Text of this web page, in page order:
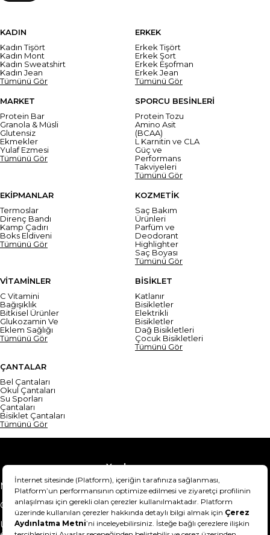
KADIN
Kadın Tişört
Kadın Mont
Kadın Sweatshirt
Kadın Jean
Tümünü Gör
ERKEK
Erkek Tişört
Erkek Şort
Erkek Eşofman
Erkek Jean
Tümünü Gör
MARKET
Protein Bar
Granola & Müsli
Glutensiz
Ekmekler
Yulaf Ezmesi
Tümünü Gör
SPORCU BESİNLERİ
Protein Tozu
Amino Asit
(BCAA)
L Karnitin ve CLA
Güç ve
Performans
Takviyeleri
Tümünü Gör
EKİPMANLAR
Termoslar
Direnç Bandı
Kamp Çadırı
Boks Eldiveni
Tümünü Gör
KOZMETİK
Saç Bakım
Ürünleri
Parfüm ve
Deodorant
Highlighter
Saç Boyası
Tümünü Gör
VİTAMİNLER
C Vitamini
Bağışıklık
Bitkisel Ürünler
Glukozamin Ve
Eklem Sağlığı
Tümünü Gör
BİSİKLET
Katlanır
Bisikletler
Elektrikli
Bisikletler
Dağ Bisikletleri
Çocuk Bisikletleri
Tümünü Gör
ÇANTALAR
Bel Çantaları
Okul Çantaları
Su Sporları
Çantaları
Bisiklet Çantaları
Tümünü Gör
Yardım
Mesafeli Satış Sözleşmesi
Teslimat Bilgisi
Gizlilik Sözleşmesi
Şartlar & Koşullar
Ürünümü nasıl iade
Hakkımızda